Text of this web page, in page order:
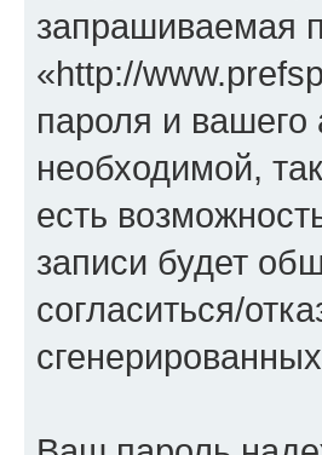
запрашиваемая
«http://
пароля и
необходимой,
есть
записи будет
согласиться/